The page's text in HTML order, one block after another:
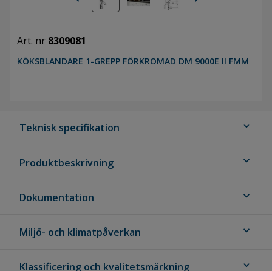
Art. nr 8309081
KÖKSBLANDARE 1-GREPP FÖRKROMAD DM 9000E II FMM
Teknisk specifikation expand_more
Produktbeskrivning expand_more
Dokumentation expand_more
Miljö- och klimatpåverkan expand_more
Klassificering och kvalitetsmärkning expand_more